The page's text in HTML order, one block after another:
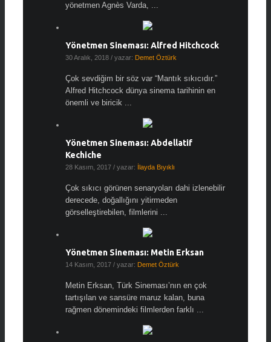
yönetmen Agnès Varda, ...
Yönetmen Sineması: Alfred Hitchcock
30 Aralık, 2018 / yazar: Demet Öztürk
Çok sevdiğim bir söz var “Mantık sıkıcıdır.”
Alfred Hitchcock dünya sinema tarihinin en
önemli ve biricik ...
Yönetmen Sineması: Abdellatif
Kechiche
28 Kasım, 2017 / yazar: İlayda Bıyıklı
Çok sıkıcı görünen senaryoları dahi izlenebilir
derecede, doğallığını yitirmeden
görselleştirebilen, filmlerini ...
Yönetmen Sineması: Metin Erksan
14 Kasım, 2017 / yazar: Demet Öztürk
Metin Erksan, Türk Sineması’nın en çok
tartışılan ve sansüre maruz kalan, buna
rağmen dönemindeki filmlerden farklı ...